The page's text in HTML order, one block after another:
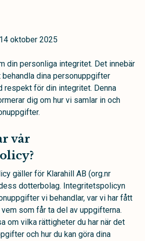
oktober 2025
din personliga integritet. Det innebär
dina personuppgifter
respekt för din integritet. Denna
dig om hur vi samlar in och
vår
gäller för Klarahill AB (org.nr
dotterbolag. Integritetspolicyn
vi behandlar, var vi har fått
som får ta del av uppgifterna.
om vilka rättigheter du har när det
och hur du kan göra dina